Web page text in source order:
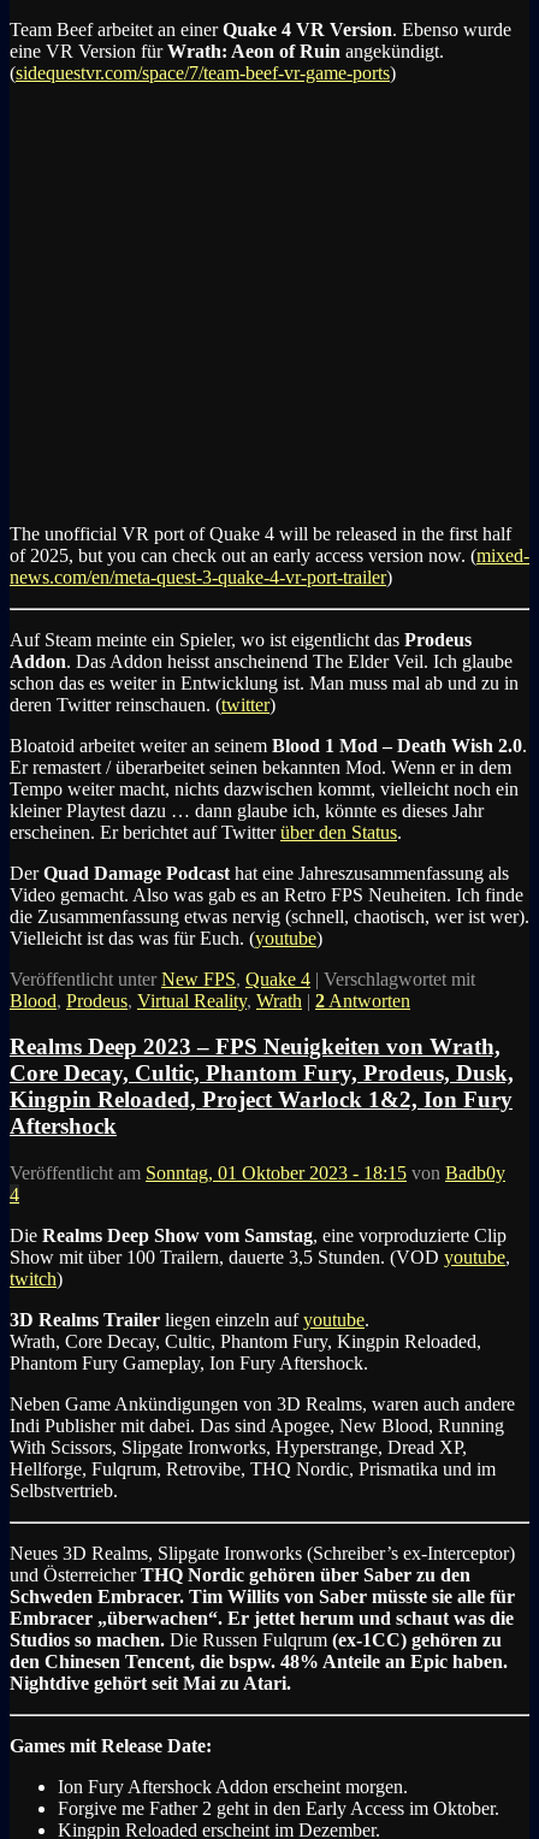
Team Beef arbeitet an einerQuake 4 VR Version. Ebenso wurde
eine VR Version fürWrath: Aeon of Ruin angekündigt.
(sidequestvr.com/space/7/team-beef-vr-game-ports)
The unofficial VR port of Quake 4 will be released in the first half
of 2025, but you can check out an early access version now. (mixed-
news.com/en/meta-quest-3-quake-4-vr-port-trailer)
Auf Steam meinte ein Spieler, wo ist eigentlicht das Prodeus
Addon. Das Addon heisst anscheinend The Elder Veil. Ich glaube
schon das es weiter in Entwicklung ist. Man muss mal ab und zu in
deren Twitter reinschauen. (twitter)
Bloatoid arbeitet weiter an seinem Blood 1 Mod – Death Wish 2.0.
Er remastert / überarbeitet seinen bekannten Mod. Wenn er in dem
Tempo weiter macht, nichts dazwischen kommt, vielleicht noch ein
kleiner Playtest dazu … dann glaube ich, könnte es dieses Jahr
erscheinen. Er berichtet auf Twitterüber den Status.
DerQuad Damage Podcast hat eine Jahreszusammenfassung als
Video gemacht. Also was gab es an Retro FPS Neuheiten. Ich finde
die Zusammenfassung etwas nervig (schnell, chaotisch, wer ist wer).
Vielleicht ist das was für Euch. (youtube)
Veröffentlicht unter New FPS, Quake 4 | Verschlagwortet mit
Blood, Prodeus, Virtual Reality, Wrath | 2 Antworten
Realms Deep 2023 – FPS Neuigkeiten von Wrath,
Core Decay, Cultic, Phantom Fury, Prodeus, Dusk,
Kingpin Reloaded, Project Warlock 1&2, Ion Fury
Aftershock
Veröffentlicht am Sonntag, 01 Oktober 2023 - 18:15 von Badb0y
4
Die Realms Deep Show vom Samstag, eine vorproduzierte Clip
Show mit über 100 Trailern, dauerte 3,5 Stunden. (VOD youtube,
twitch)
3D Realms Trailer liegen einzeln aufyoutube.
Wrath, Core Decay, Cultic, Phantom Fury, Kingpin Reloaded,
Phantom Fury Gameplay, Ion Fury Aftershock.
Neben Game Ankündigungen von 3D Realms, waren auch andere
Indi Publisher mit dabei. Das sind Apogee, New Blood, Running
With Scissors, Slipgate Ironworks, Hyperstrange, Dread XP,
Hellforge, Fulqrum, Retrovibe, THQ Nordic, Prismatika und im
Selbstvertrieb.
Neues 3D Realms, Slipgate Ironworks (Schreiber’s ex-Interceptor)
und ÖsterreicherTHQ Nordic gehören über Saber zu den
Schweden Embracer. Tim Willits von Saber müsste sie alle für
Embracer „überwachen“. Er jettet herum und schaut was die
Studios so machen. Die Russen Fulqrum (ex-1CC) gehören zu
den Chinesen Tencent, die bspw. 48% Anteile an Epic haben.
Nightdive gehört seit Mai zu Atari.
Games mit Release Date:
Ion Fury Aftershock Addon erscheint morgen.
Forgive me Father 2 geht in den Early Access im Oktober.
Kingpin Reloaded erscheint im Dezember.